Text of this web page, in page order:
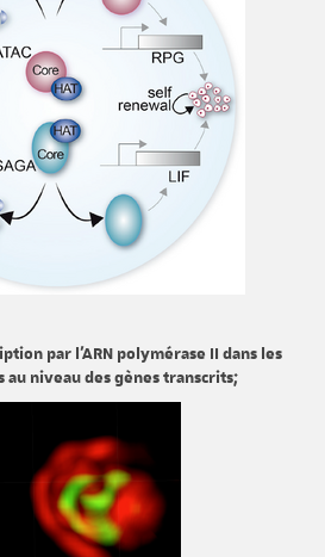
par l'ARN polymérase II dans les
niveau des gènes transcrits;